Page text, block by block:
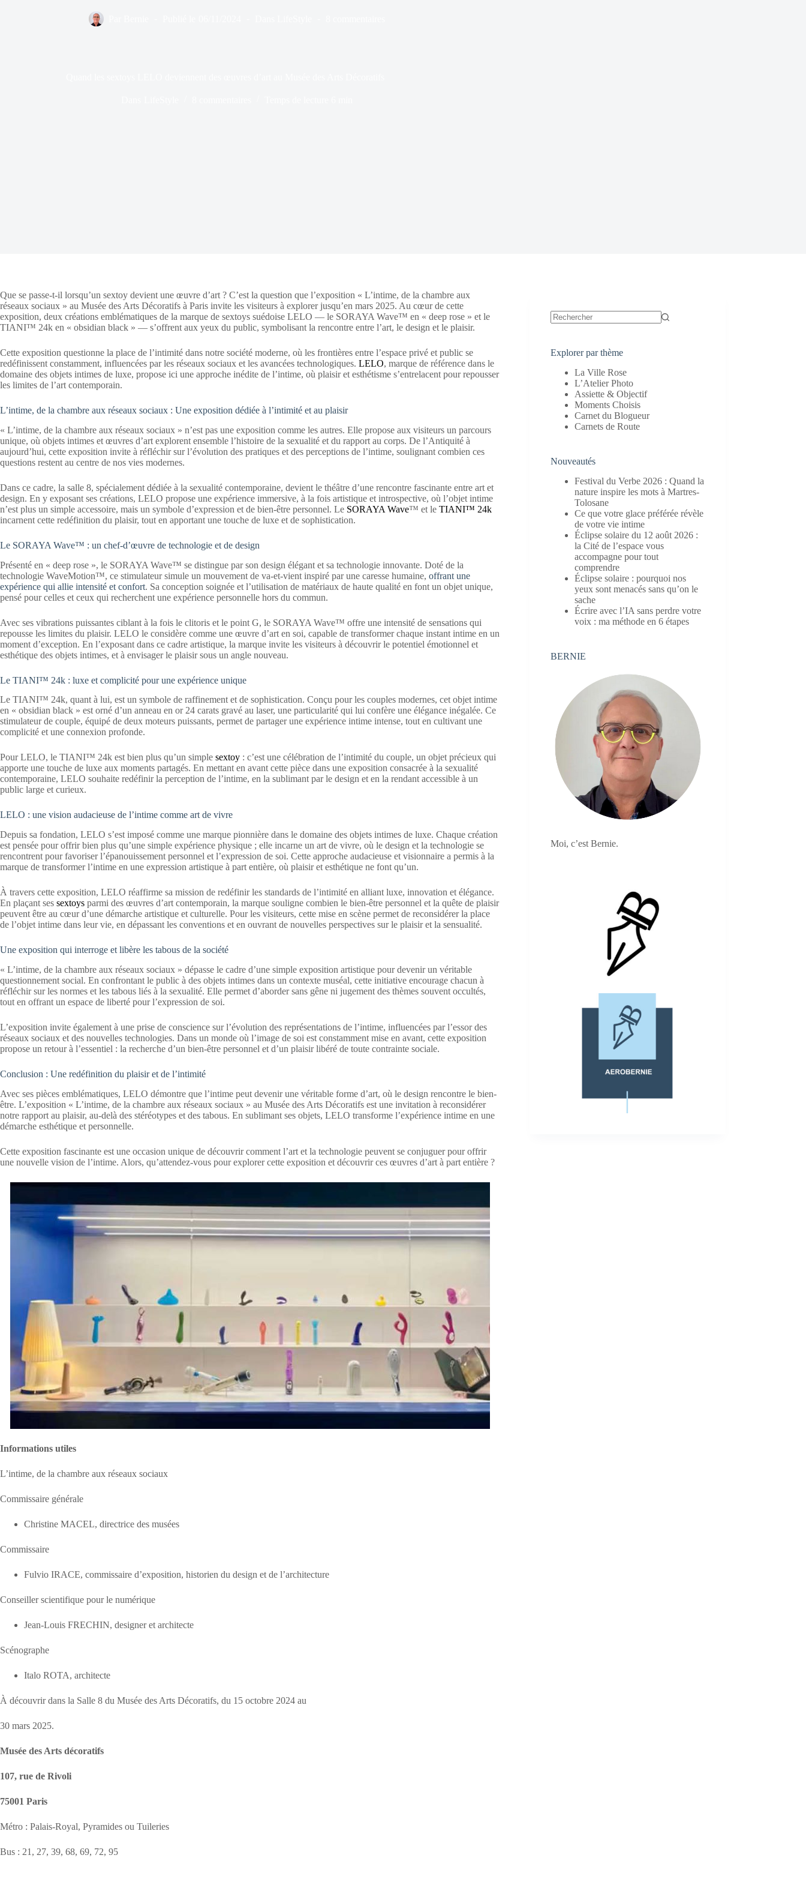
Que se passe-t-il lorsqu’un sextoy devient une œuvre d’art ? C’est la question que l’exposition « L’intime, de la chambre aux
réseaux sociaux » au Musée des Arts Décoratifs à Paris invite les visiteurs à explorer jusqu’en mars 2025. Au cœur de cette
exposition, deux créations emblématiques de la marque de sextoys suédoise LELO — le SORAYA Wave™ en « deep rose » et le
TIANI™ 24k en « obsidian black » — s’offrent aux yeux du public, symbolisant la rencontre entre l’art, le design et le plaisir.
Cette exposition questionne la place de l’intimité dans notre société moderne, où les frontières entre l’espace privé et public se
redéfinissent constamment, influencées par les réseaux sociaux et les avancées technologiques. LELO, marque de référence dans le
domaine des objets intimes de luxe, propose ici une approche inédite de l’intime, où plaisir et esthétisme s’entrelacent pour repousser
les limites de l’art contemporain.
L’intime, de la chambre aux réseaux sociaux : Une exposition dédiée à l’intimité et au plaisir
« L’intime, de la chambre aux réseaux sociaux » n’est pas une exposition comme les autres. Elle propose aux visiteurs un parcours
unique, où objets intimes et œuvres d’art explorent ensemble l’histoire de la sexualité et du rapport au corps. De l’Antiquité à
aujourd’hui, cette exposition invite à réfléchir sur l’évolution des pratiques et des perceptions de l’intime, soulignant combien ces
questions restent au centre de nos vies modernes.
Dans ce cadre, la salle 8, spécialement dédiée à la sexualité contemporaine, devient le théâtre d’une rencontre fascinante entre art et
design. En y exposant ses créations, LELO propose une expérience immersive, à la fois artistique et introspective, où l’objet intime
n’est plus un simple accessoire, mais un symbole d’expression et de bien-être personnel. Le SORAYA Wave™ et le TIANI™ 24k
incarnent cette redéfinition du plaisir, tout en apportant une touche de luxe et de sophistication.
Le SORAYA Wave™ : un chef-d’œuvre de technologie et de design
Présenté en « deep rose », le SORAYA Wave™ se distingue par son design élégant et sa technologie innovante. Doté de la
technologie WaveMotion™, ce stimulateur simule un mouvement de va-et-vient inspiré par une caresse humaine, offrant une
expérience qui allie intensité et confort. Sa conception soignée et l’utilisation de matériaux de haute qualité en font un objet unique,
pensé pour celles et ceux qui recherchent une expérience personnelle hors du commun.
Avec ses vibrations puissantes ciblant à la fois le clitoris et le point G, le SORAYA Wave™ offre une intensité de sensations qui
repousse les limites du plaisir. LELO le considère comme une œuvre d’art en soi, capable de transformer chaque instant intime en un
moment d’exception. En l’exposant dans ce cadre artistique, la marque invite les visiteurs à découvrir le potentiel émotionnel et
esthétique des objets intimes, et à envisager le plaisir sous un angle nouveau.
Le TIANI™ 24k : luxe et complicité pour une expérience unique
Le TIANI™ 24k, quant à lui, est un symbole de raffinement et de sophistication. Conçu pour les couples modernes, cet objet intime
en « obsidian black » est orné d’un anneau en or 24 carats gravé au laser, une particularité qui lui confère une élégance inégalée. Ce
stimulateur de couple, équipé de deux moteurs puissants, permet de partager une expérience intime intense, tout en cultivant une
complicité et une connexion profonde.
Pour LELO, le TIANI™ 24k est bien plus qu’un simple sextoy : c’est une célébration de l’intimité du couple, un objet précieux qui
apporte une touche de luxe aux moments partagés. En mettant en avant cette pièce dans une exposition consacrée à la sexualité
contemporaine, LELO souhaite redéfinir la perception de l’intime, en la sublimant par le design et en la rendant accessible à un
public large et curieux.
LELO : une vision audacieuse de l’intime comme art de vivre
Depuis sa fondation, LELO s’est imposé comme une marque pionnière dans le domaine des objets intimes de luxe. Chaque création
est pensée pour offrir bien plus qu’une simple expérience physique ; elle incarne un art de vivre, où le design et la technologie se
rencontrent pour favoriser l’épanouissement personnel et l’expression de soi. Cette approche audacieuse et visionnaire a permis à la
marque de transformer l’intime en une expression artistique à part entière, où plaisir et esthétique ne font qu’un.
À travers cette exposition, LELO réaffirme sa mission de redéfinir les standards de l’intimité en alliant luxe, innovation et élégance.
En plaçant ses sextoys parmi des œuvres d’art contemporain, la marque souligne combien le bien-être personnel et la quête de plaisir
peuvent être au cœur d’une démarche artistique et culturelle. Pour les visiteurs, cette mise en scène permet de reconsidérer la place
de l’objet intime dans leur vie, en dépassant les conventions et en ouvrant de nouvelles perspectives sur le plaisir et la sensualité.
Une exposition qui interroge et libère les tabous de la société
« L’intime, de la chambre aux réseaux sociaux » dépasse le cadre d’une simple exposition artistique pour devenir un véritable
questionnement social. En confrontant le public à des objets intimes dans un contexte muséal, cette initiative encourage chacun à
réfléchir sur les normes et les tabous liés à la sexualité. Elle permet d’aborder sans gêne ni jugement des thèmes souvent occultés,
tout en offrant un espace de liberté pour l’expression de soi.
L’exposition invite également à une prise de conscience sur l’évolution des représentations de l’intime, influencées par l’essor des
réseaux sociaux et des nouvelles technologies. Dans un monde où l’image de soi est constamment mise en avant, cette exposition
propose un retour à l’essentiel : la recherche d’un bien-être personnel et d’un plaisir libéré de toute contrainte sociale.
Conclusion : Une redéfinition du plaisir et de l’intimité
Avec ses pièces emblématiques, LELO démontre que l’intime peut devenir une véritable forme d’art, où le design rencontre le bien-
être. L’exposition « L’intime, de la chambre aux réseaux sociaux » au Musée des Arts Décoratifs est une invitation à reconsidérer
notre rapport au plaisir, au-delà des stéréotypes et des tabous. En sublimant ses objets, LELO transforme l’expérience intime en une
démarche esthétique et personnelle.
Cette exposition fascinante est une occasion unique de découvrir comment l’art et la technologie peuvent se conjuguer pour offrir
une nouvelle vision de l’intime. Alors, qu’attendez-vous pour explorer cette exposition et découvrir ces œuvres d’art à part entière ?
Informations utiles
L’intime, de la chambre aux réseaux sociaux
Commissaire générale
Christine MACEL, directrice des musées
Commissaire
Fulvio IRACE, commissaire d’exposition, historien du design et de l’architecture
Conseiller scientifique pour le numérique
Jean-Louis FRECHIN, designer et architecte
Scénographe
Italo ROTA, architecte
À découvrir dans la Salle 8 du Musée des Arts Décoratifs, du 15 octobre 2024 au
30 mars 2025.
Musée des Arts décoratifs
107, rue de Rivoli
75001 Paris
Métro : Palais-Royal, Pyramides ou Tuileries
Bus : 21, 27, 39, 68, 69, 72, 95
Explorer par thème
La Ville Rose
L’Atelier Photo
Assiette & Objectif
Moments Choisis
Carnet du Blogueur
Carnets de Route
Nouveautés
Festival du Verbe 2026 : Quand la
nature inspire les mots à Martres-
Tolosane
Ce que votre glace préférée révèle
de votre vie intime
Éclipse solaire du 12 août 2026 :
la Cité de l’espace vous
accompagne pour tout
comprendre
Éclipse solaire : pourquoi nos
yeux sont menacés sans qu’on le
sache
Écrire avec l’IA sans perdre votre
voix : ma méthode en 6 étapes
BERNIE
Moi, c’est Bernie.